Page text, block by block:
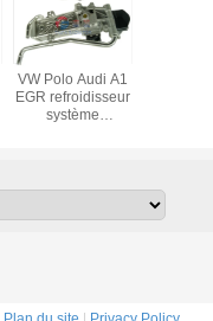
VW Polo Audi A1
EGR refroidisseur
système